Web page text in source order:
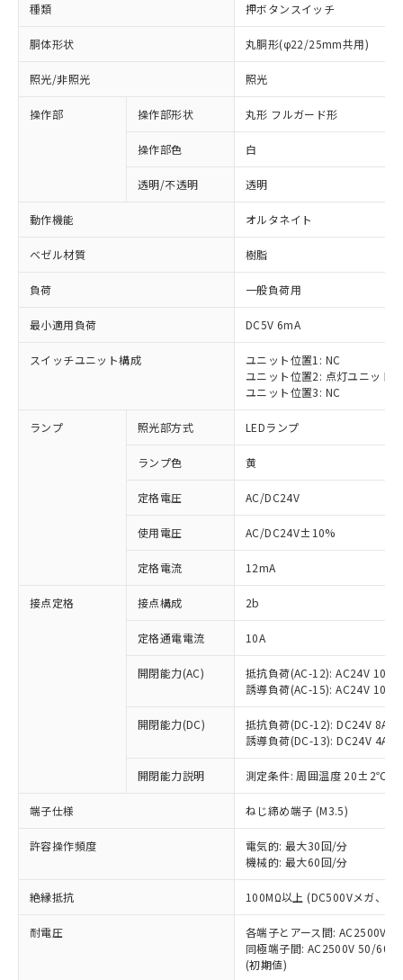
種類 押ボタンスイッチ
胴体形状 丸胴形(φ22/25mm共用)
照光/非照光 照光
操作部 操作部形状 丸形 フルガード形
操作部色 白
透明/不透明 透明
動作機能 オルタネイト
ベゼル材質 樹脂
負荷 一般負荷用
最小適用負荷 DC5V 6mA
スイッチユニット構成
ユニット位置1: NC
ユニット位置2: 点灯ユニット
ユニット位置3: NC
ランプ 照光部方式 LEDランプ
ランプ色 黄
定格電圧 AC/DC24V
使用電圧 AC/DC24V±10%
定格電流 12mA
接点定格 接点構成 2b
定格通電電流 10A
開閉能力(AC)
抵抗負荷(AC-12): AC24V 10A/
誘導負荷(AC-15): AC24V
開閉能力(DC)
抵抗負荷(DC-12): DC24V 8A/
誘導負荷(DC-13): DC24V 4A/
開閉能力説明 測定条件: 周囲温度 20±2℃、
端子仕様 ねじ締め端子 (M3.5)
許容操作頻度
電気的: 最大30回/分
機械的: 最大60回/分
絶縁抵抗 100MΩ以上 (DC500Vメガ、点
耐電圧
各端子とアース間: AC2500V
同極端子間: AC2500V 50/
(初期値)
ご利用条件
以下の条件をお読みいただき、同意のうえ
ご利用ください。
本サービスは、当社制御機器事業取扱
商品の当社在庫状況および標準価格
(税抜)を提供させていただくもので
当社制御機器事業取扱商品の中には、
本サービスの対象外となる商品もある
ことをご了承ください。
在庫状況および標準価格照会結果は、
記載している更新日時点での社内デー
タに基づき作成されるものであり、閲
覧された時点での実際の在庫および標
準価格とは異なる場合があることをご
※1 対応状況
対応済み：EU RoHS指令（10物質）の
非含有に対応した製品が提供可能な商品で
す。
対応予定：EU RoHS指令（10物質）の非含
有に対応した製品に切り替える予定のある
対応予定なし：EU RoHS指令（10物質）の
非含有に非対応の商品で、対応品を出す予
定はありません。
調査・確認中：EU RoHS指令（10物質）の
非含有の対応状況を調査中または確認中の
非該当品：ライセンス料など無形物で、有
害物質有無と関係のない商品です。
仕入先様の事情により、非含有部品として
いたものが、含有品と判明した場合などや
むを得ず変更することがあります。
六価クロム(Cr(Ⅵ)) 1000ppm以下、ポリ臭化ビフェニル
類(PBB) 1000ppm以下、ポリ臭化ジフェニルエーテル類
「○」：最大均質材料含有率が中国RoHSの
基準値以下であることを示します。
「×」：最大均質材料含有率が中国RoHSの
基準値を超えていることを示します。
「－」：未確認です。当社販売部門へお問
*中国RoHS10物質の基準値 (GB/T26572)：
Pb(鉛) :1000ppm、 Hg(水銀) : 1000ppm、 Cd(カドミウ
Cr(Ⅵ)(六価クロム) : 1000ppm、 PBBs(ポリ臭化ビフェ
当社は、これら貴社製品のうち、外国
為替および外国貿易法に定める商品
（以下｢規制貨物等」という）を輸出
または国外への提供する場合は、日本
国政府の輸出許可(または役務取引許
可)を取得するなどの必要な手続きを